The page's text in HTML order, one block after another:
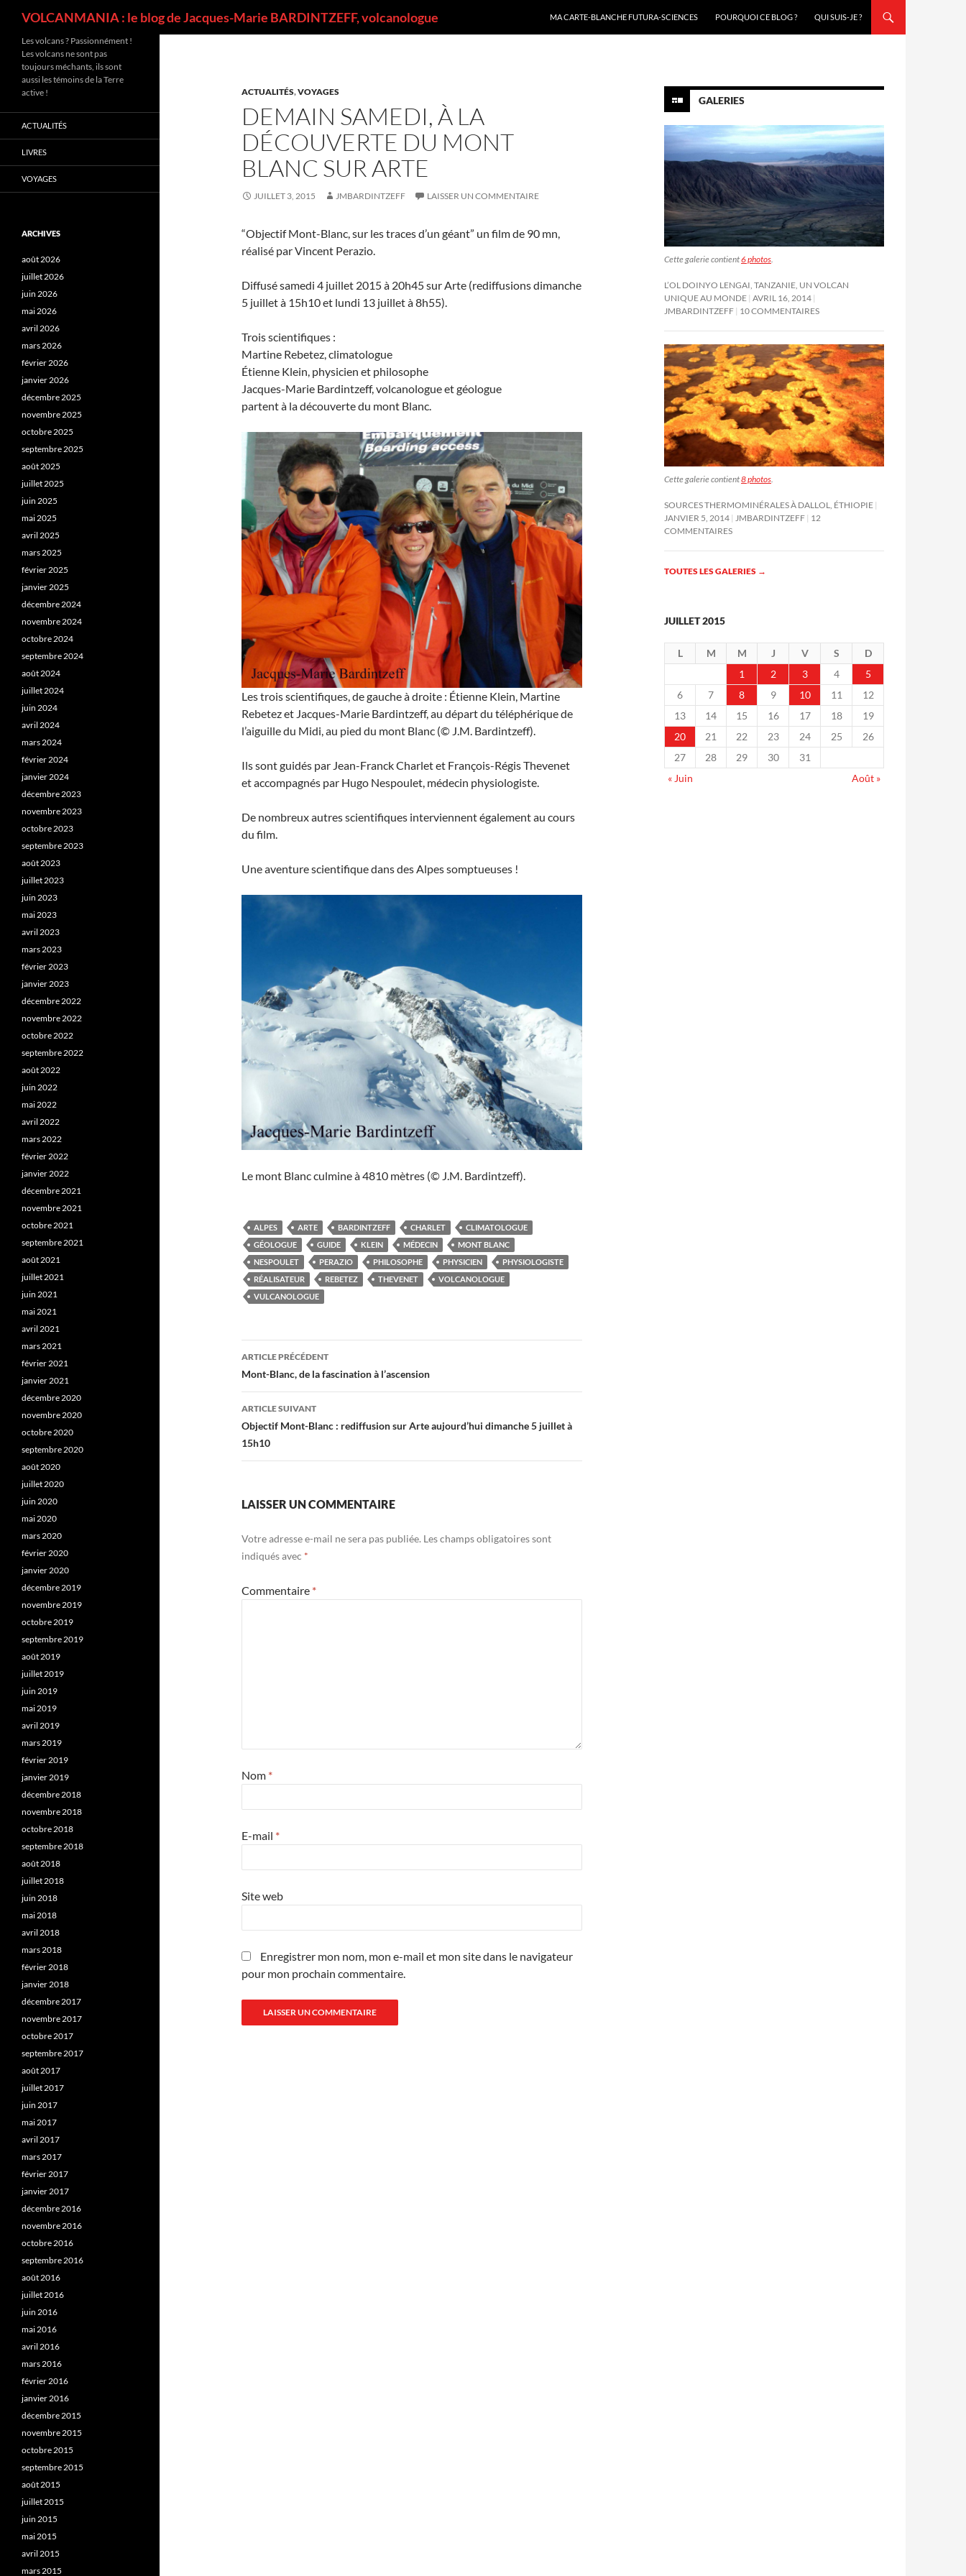
VOLCANMANIA : le blog de Jacques-Marie BARDINTZEFF, volcanologue
MA CARTE-BLANCHE FUTURA-SCIENCES
POURQUOI CE BLOG ? QUI SUIS-JE ?
ACTUALITÉS,VOYAGES
DEMAIN SAMEDI, À LA
DÉCOUVERTE DU MONT
BLANC SUR ARTE
JUILLET 3, 2015 JMBARDINTZEFF LAISSER UN COMMENTAIRE
“Objectif Mont-Blanc, sur les traces d’un géant” un film de 90 mn,
réalisé par Vincent Perazio.
Diffusé samedi 4 juillet 2015 à 20h45 sur Arte (rediffusions dimanche
5 juillet à 15h10 et lundi 13 juillet à 8h55).
Trois scientifiques :
Martine Rebetez, climatologue
Étienne Klein, physicien et philosophe
Jacques-Marie Bardintzeff, volcanologue et géologue
partent à la découverte du mont Blanc.
Les trois scientifiques, de gauche à droite : Étienne Klein, Martine
Rebetez et Jacques-Marie Bardintzeff, au départ du téléphérique de
l’aiguille du Midi, au pied du mont Blanc (© J.M. Bardintzeff).
Ils sont guidés par Jean-Franck Charlet et François-Régis Thevenet
et accompagnés par Hugo Nespoulet, médecin physiologiste.
De nombreux autres scientifiques interviennent également au cours
du film.
Une aventure scientifique dans des Alpes somptueuses !
Le mont Blanc culmine à 4810 mètres (© J.M. Bardintzeff).
ALPES ARTE BARDINTZEFF CHARLET
CLIMATOLOGUE
GÉOLOGUE
GUIDE KLEIN MÉDECIN
MONT BLANC
NESPOULET
PERAZIO PHILOSOPHE PHYSICIEN
PHYSIOLOGISTE
RÉALISATEUR
REBETEZ THEVENET
VOLCANOLOGUE
VULCANOLOGUE
Navigation
des
articles
ARTICLE PRÉCÉDENT
Mont-Blanc, de la fascination à l’ascension
ARTICLE SUIVANT
Objectif Mont-Blanc : rediffusion sur Arte aujourd’hui dimanche 5 juillet à
15h10
LAISSER UN COMMENTAIRE
Votre adresse e-mail ne sera pas publiée. Les champs obligatoires sont
indiqués avec *
Commentaire *
Nom *
E-mail *
Site web
Enregistrer mon nom, mon e-mail et mon site dans le navigateur
pour mon prochain commentaire.
GALERIES
Cette galerie contient6 photos.
L’OL DOINYO LENGAI, TANZANIE, UN VOLCAN
UNIQUE AU MONDE AVRIL 16, 2014
JMBARDINTZEFF 10 COMMENTAIRES
Cette galerie contient8 photos
SOURCES THERMOMINÉRALES À DALLOL, ÉTHIOPIE
JANVIER 5, 2014
JMBARDINTZEFF 12
COMMENTAIRES
TOUTES LES GALERIES →
JUILLET 2015
L M M J V S
D
1
2 3 4
5
6
7 8 9 10 11
12
13
14 15 16 17 18
19
20
21 22 23 24 25
26
27
28 29 30
31
« Juin
Août »
Les volcans ? Passionnément !
Les volcans ne sont pas
toujours méchants, ils sont
aussi les témoins de la Terre
active !
ACTUALITÉS
LIVRES
VOYAGES
ARCHIVES
août 2026
juillet 2026
juin 2026
mai 2026
avril 2026
mars 2026
février 2026
janvier 2026
décembre 2025
novembre 2025
octobre 2025
septembre 2025
août 2025
juillet 2025
juin 2025
mai 2025
avril 2025
mars 2025
février 2025
janvier 2025
décembre 2024
novembre 2024
octobre 2024
septembre 2024
août 2024
juillet 2024
juin 2024
avril 2024
mars 2024
février 2024
janvier 2024
décembre 2023
novembre 2023
octobre 2023
septembre 2023
août 2023
juillet 2023
juin 2023
mai 2023
avril 2023
mars 2023
février 2023
janvier 2023
décembre 2022
novembre 2022
octobre 2022
septembre 2022
août 2022
juin 2022
mai 2022
avril 2022
mars 2022
février 2022
janvier 2022
décembre 2021
novembre 2021
octobre 2021
septembre 2021
août 2021
juillet 2021
juin 2021
mai 2021
avril 2021
mars 2021
février 2021
janvier 2021
décembre 2020
novembre 2020
octobre 2020
septembre 2020
août 2020
juillet 2020
juin 2020
mai 2020
mars 2020
février 2020
janvier 2020
décembre 2019
novembre 2019
octobre 2019
septembre 2019
août 2019
juillet 2019
juin 2019
mai 2019
avril 2019
mars 2019
février 2019
janvier 2019
décembre 2018
novembre 2018
octobre 2018
septembre 2018
août 2018
juillet 2018
juin 2018
mai 2018
avril 2018
mars 2018
février 2018
janvier 2018
décembre 2017
novembre 2017
octobre 2017
septembre 2017
août 2017
juillet 2017
juin 2017
mai 2017
avril 2017
mars 2017
février 2017
janvier 2017
décembre 2016
novembre 2016
octobre 2016
septembre 2016
août 2016
juillet 2016
juin 2016
mai 2016
avril 2016
mars 2016
février 2016
janvier 2016
décembre 2015
novembre 2015
octobre 2015
septembre 2015
août 2015
juillet 2015
juin 2015
mai 2015
avril 2015
mars 2015